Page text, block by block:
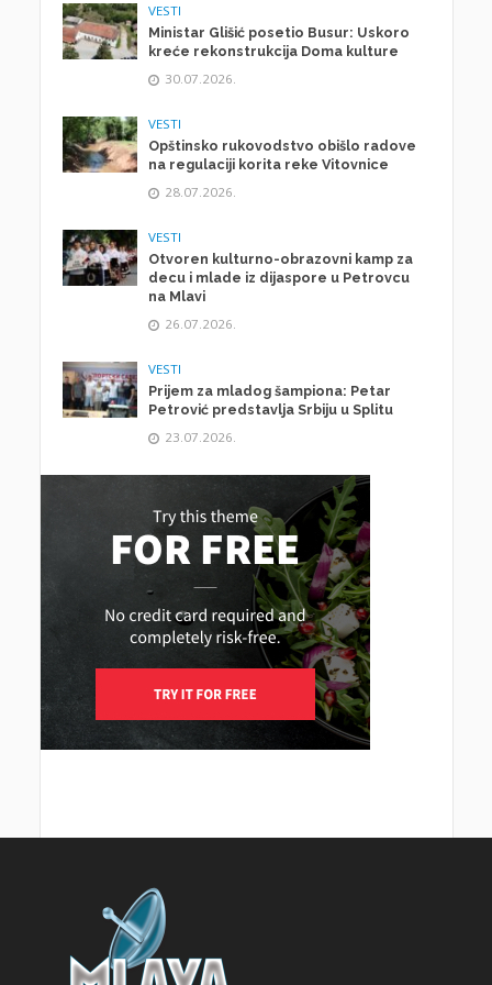
VESTI
Ministar Glišić posetio Busur: Uskoro
kreće rekonstrukcija Doma kulture
30.07.2026.
VESTI
Opštinsko rukovodstvo obišlo radove
na regulaciji korita reke Vitovnice
28.07.2026.
VESTI
Otvoren kulturno-obrazovni kamp za
decu i mlade iz dijaspore u Petrovcu
na Mlavi
26.07.2026.
VESTI
Prijem za mladog šampiona: Petar
Petrović predstavlja Srbiju u Splitu
23.07.2026.